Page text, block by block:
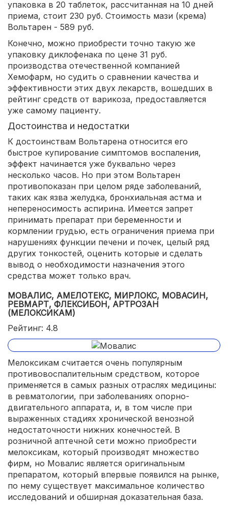
упаковка в 20 таблеток, рассчитанная на 10 дней
приема, стоит 230 руб. Стоимость мази (крема)
Вольтарен - 589 руб.
Конечно, можно приобрести точно такую же
упаковку диклофенака по цене 31 руб.
производства отечественной компанией
Хемофарм, но судить о сравнении качества и
эффективности этих двух лекарств, вошедших в
рейтинг средств от варикоза, предоставляется
уже самому пациенту.
Достоинства и недостатки
К достоинствам Вольтарена относится его
быстрое купирование симптомов воспаления,
эффект начинается уже буквально через
несколько часов. Но при этом Вольтарен
противопоказан при целом ряде заболеваний,
таких как язва желудка, бронхиальная астма и
непереносимость аспирина. Имеется запрет
принимать препарат при беременности и
кормлении грудью, есть ограничения приема при
нарушениях функции печени и почек, целый ряд
других тонкостей, оценить которые и сделать
вывод о необходимости назначения этого
средства может только врач.
МОВАЛИС, АМЕЛОТЕКС, МИРЛОКС, МОВАСИН,
РЕВМАРТ, ФЛЕКСИБОН, АРТРОЗАН
(МЕЛОКСИКАМ)
Рейтинг: 4.8
Мелоксикам считается очень популярным
противовоспалительным средством, которое
применяется в самых разных отраслях медицины:
в ревматологии, при заболеваниях опорно-
двигательного аппарата, и, в том числе при
выраженных стадиях хронической венозной
недостаточности нижних конечностей. В
розничной аптечной сети можно приобрести
мелоксикам, который производят множество
фирм, но Мовалис является оригинальным
препаратом, который впервые появился на рынке,
по нему существует максимальное количество
исследований и обширная доказательная база.